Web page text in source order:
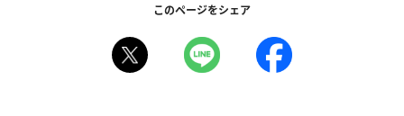
このページをシェア